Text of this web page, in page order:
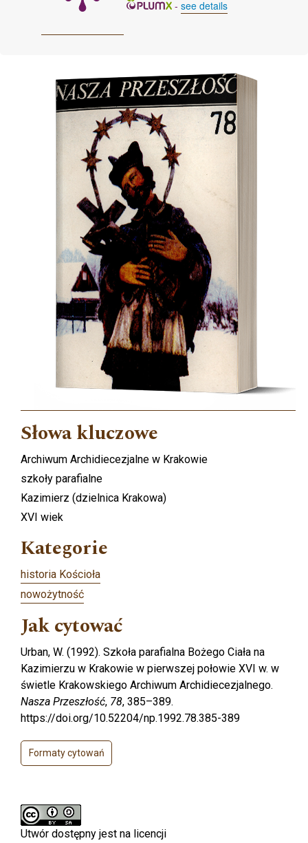
- see details
Słowa kluczowe
Archiwum Archidiecezjalne w Krakowie
szkoły parafialne
Kazimierz (dzielnica Krakowa)
XVI wiek
Kategorie
historia Kościoła
nowożytność
Jak cytować
Urban, W. (1992). Szkoła parafialna Bożego Ciała na
Kazimierzu w Krakowie w pierwszej połowie XVI w. w
świetle Krakowskiego Archiwum Archidiecezjalnego.
Nasza Przeszłość, 78, 385–389.
https://doi.org/10.52204/np.1992.78.385-389
Formaty cytowań
Utwór dostępny jest na licencji